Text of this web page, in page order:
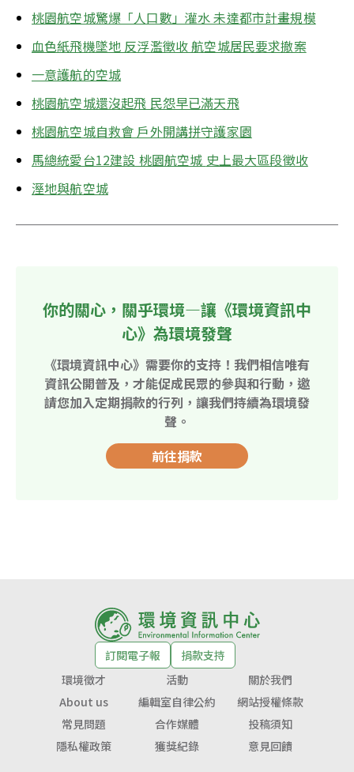
桃園航空城驚爆「人口數」灌水 未達都市計畫規模
血色紙飛機墜地 反浮濫徵收 航空城居民要求撤案
一意護航的空城
桃園航空城還沒起飛 民怨早已滿天飛
桃園航空城自救會 戶外開講拼守護家園
馬總統愛台12建設 桃園航空城 史上最大區段徵收
溼地與航空城
你的關心，關乎環境—讓《環境資訊中
心》為環境發聲
《環境資訊中心》需要你的支持！我們相信唯有
資訊公開普及，才能促成民眾的參與和行動，邀
請您加入定期捐款的行列，讓我們持續為環境發
聲。
前往捐款
訂閱電子報
捐款支持
環境徵才
活動
關於我們
About us
編輯室自律公約
網站授權條款
常見問題
合作媒體
投稿須知
隱私權政策
獲獎紀錄 意見回饋